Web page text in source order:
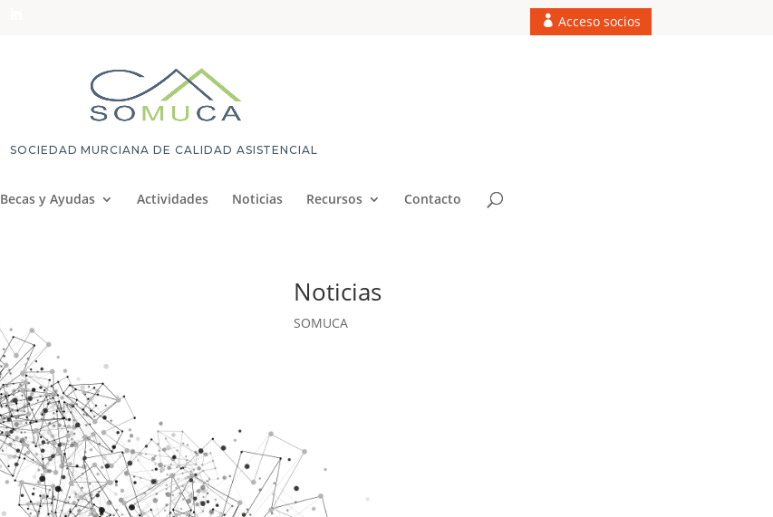
Acceso socios
SOCIEDAD MURCIANA DE CALIDAD ASISTENCIAL
Becas y Ayudas Actividades Noticias Recursos Contacto
Noticias
SOMUCA